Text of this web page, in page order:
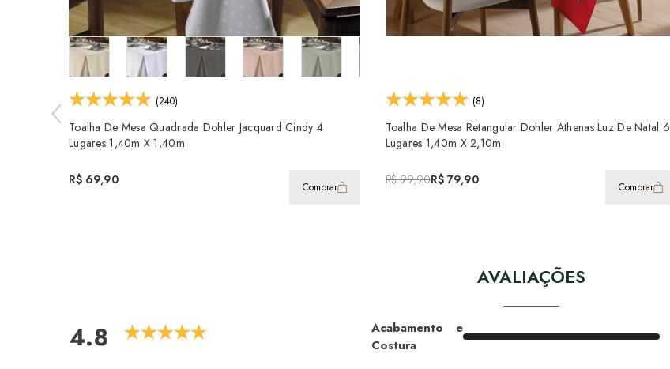
(240)
Toalha De Mesa Quadrada Dohler Jacquard Cindy 4
Lugares 1,40m X 1,40m
R$ 69,90 Comprar
(8)
Toalha De Mesa Retangular Dohler Athenas Luz De Natal 6
Lugares 1,40m X 2,10m
R$ 99,90R$ 79,90 Comprar
AVALIAÇÕES
4.8
Acabamento e
Costura